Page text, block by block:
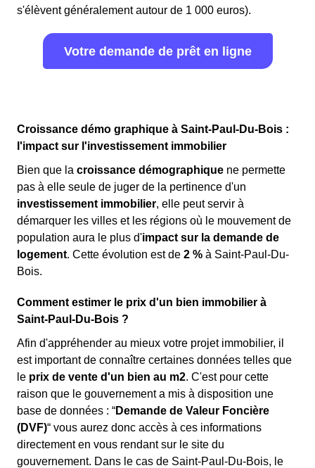
s'élèvent généralement autour de 1 000 euros).
Votre demande de prêt en ligne
Croissance démo graphique à Saint-Paul-Du-Bois :
l'impact sur l'investissement immobilier
Bien que la croissance démographique ne permette
pas à elle seule de juger de la pertinence d'un
investissement immobilier, elle peut servir à
démarquer les villes et les régions où le mouvement de
population aura le plus d'impact sur la demande de
logement. Cette évolution est de 2 % à Saint-Paul-Du-
Bois.
Comment estimer le prix d'un bien immobilier à
Saint-Paul-Du-Bois ?
Afin d'appréhender au mieux votre projet immobilier, il
est important de connaître certaines données telles que
le prix de vente d'un bien au m2. C'est pour cette
raison que le gouvernement a mis à disposition une
base de données : “Demande de Valeur Foncière
(DVF)“ vous aurez donc accès à ces informations
directement en vous rendant sur le site du
gouvernement. Dans le cas de Saint-Paul-Du-Bois, le